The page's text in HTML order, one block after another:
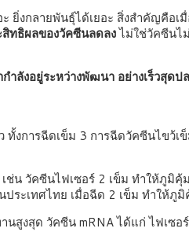
ยิ่งกลายพันธุ์ได้เยอะ สิ่งสำคัญคื
สิทธิผลของวัคซีนลดลงไม่ใช่วัคซีนไ
ำลังอยู่ระหว่างพัฒนา อย่างเร็วสุด
งการฉีดเข็ม 3 การฉีดวัคซีนไข
วัคซีนไฟเซอร์ 2 เข็ม ทำให้ภูมิ
ประเทศไทย เมื่อฉีด 2 เข็ม ทำใ
นสูงสุด วัคซีน mRNA ได้แก่ ไฟ